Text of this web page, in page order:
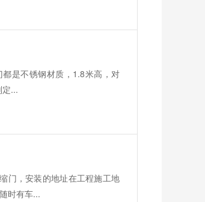
是不锈钢材质，1.8米高，对
...
门，安装的地址在工程施工地
时有车...